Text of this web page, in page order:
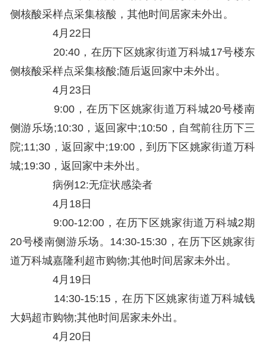
侧核酸采样点采集核酸，其他时间居家未外出。
4月22日
20:40，在历下区姚家街道万科城17号楼东
侧核酸采样点采集核酸;随后返回家中未外出。
4月23日
9:00，在历下区姚家街道万科城20号楼南
侧游乐场;10:30，返回家中;10:50，自驾前往历下三
院;11;30，返回家中;19:00，到历下区姚家街道万科
城;19:30，返回家中未外出。
病例12:无症状感染者
4月18日
9:00-12:00，在历下区姚家街道万科城2期
20号楼南侧游乐场。14:30-15:30，在历下区姚家街
道万科城嘉隆利超市购物;其他时间居家未外出。
4月19日
14:30-15:15，在历下区姚家街道万科城钱
大妈超市购物;其他时间居家未外出。
4月20日